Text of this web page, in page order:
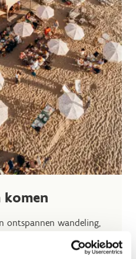
komen
ontspannen wandeling,
een avontuurlijke tocht
ons centrum is dé plek